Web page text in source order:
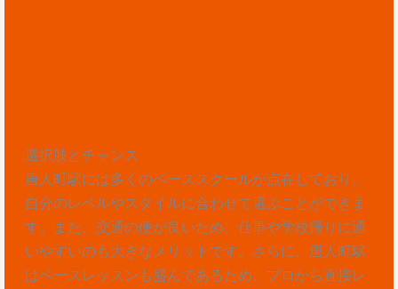
選択肢とチャンス
唐人町駅には多くのベーススクールが点在しており、
自分のレベルやスタイルに合わせて選ぶことができま
す。また、交通の便が良いため、仕事や学校帰りに通
いやすいのも大きなメリットです。さらに、唐人町駅
はベースレッスンも盛んであるため、プロから直接レ